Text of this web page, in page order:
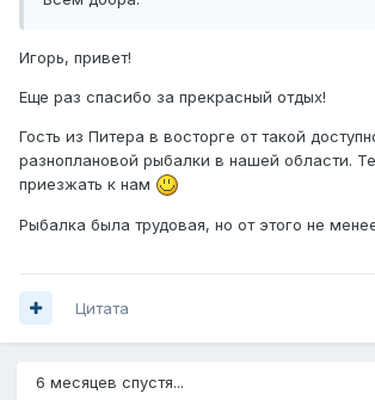
Игорь, привет!
Еще раз спасибо за прекрасный отдых!
Гость из Питера в восторге от такой
разноплановой рыбалки в нашей области.
приезжать к нам
Рыбалка была трудовая, но от этого не
Цитата
6 месяцев спустя...